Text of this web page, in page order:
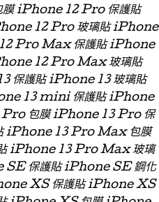
iPhone 12 Pro 保護貼
12 Pro 玻璃貼 iPhone
Pro Max 保護貼 iPhone
12 Pro Max 玻璃貼
保護貼 iPhone 13 玻璃貼
13 mini 保護貼 iPhone
包膜 iPhone 13 Pro 保
iPhone 13 Pro Max 包膜
iPhone 13 Pro Max 玻璃
保護貼 iPhone SE 鋼化
XS 保護貼 iPhone XS